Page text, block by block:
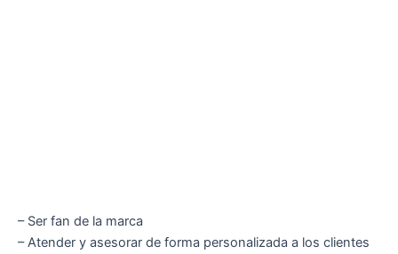
– Ser fan de la marca
– Atender y asesorar de forma personalizada a los clientes